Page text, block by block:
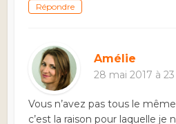
Répondre
Amélie
28 mai 2017 à
Vous n’avez pas tous le
c’est la raison pour laquelle je